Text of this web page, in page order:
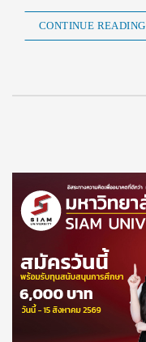
CONTINUE READING